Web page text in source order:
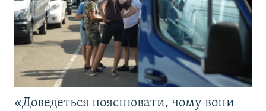
«Доведеться пояснювати, чому вони